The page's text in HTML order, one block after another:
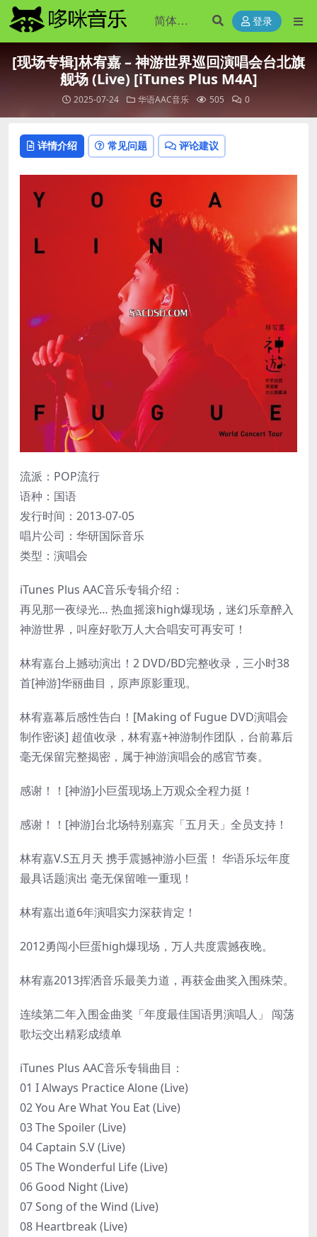
登录
[现场专辑]林宥嘉 – 神游世界巡回演唱会台北旗
舰场 (Live) [iTunes Plus M4A]
2025-07-24 华语AAC音乐 505 0
详情介绍 常见问题 评论建议
流派：POP流行
语种：国语
发行时间：2013-07-05
唱片公司：华研国际音乐
类型：演唱会
iTunes Plus AAC音乐专辑介绍：
再见那一夜绿光… 热血摇滚high爆现场，迷幻乐章醉入
神游世界，叫座好歌万人大合唱安可再安可！
林宥嘉台上撼动演出！2 DVD/BD完整收录，三小时38
首[神游]华丽曲目，原声原影重现。
林宥嘉幕后感性告白！[Making of Fugue DVD演唱会
制作密谈] 超值收录，林宥嘉+神游制作团队，台前幕后
毫无保留完整揭密，属于神游演唱会的感官节奏。
感谢！！[神游]小巨蛋现场上万观众全程力挺！
感谢！！[神游]台北场特别嘉宾「五月天」全员支持！
林宥嘉V.S五月天 携手震撼神游小巨蛋！ 华语乐坛年度
最具话题演出 毫无保留唯一重现！
林宥嘉出道6年演唱实力深获肯定！
2012勇闯小巨蛋high爆现场，万人共度震撼夜晚。
林宥嘉2013挥洒音乐最美力道，再获金曲奖入围殊荣。
连续第二年入围金曲奖「年度最佳国语男演唱人」 闯荡
歌坛交出精彩成绩单
iTunes Plus AAC音乐专辑曲目：
01 I Always Practice Alone (Live)
02 You Are What You Eat (Live)
03 The Spoiler (Live)
04 Captain S.V (Live)
05 The Wonderful Life (Live)
06 Good Night (Live)
07 Song of the Wind (Live)
08 Heartbreak (Live)